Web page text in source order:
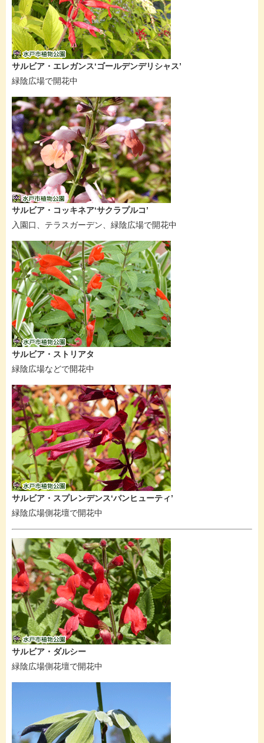
サルビア・エレガンス‘ゴールデンデリシャス’
緑陰広場で開花中
サルビア・コッキネア‘サクラプルコ’
入園口、テラスガーデン、緑陰広場で開花中
サルビア・ストリアタ
緑陰広場などで開花中
サルビア・スプレンデンス‘バンヒューティ’
緑陰広場側花壇で開花中
サルビア・ダルシー
緑陰広場側花壇で開花中